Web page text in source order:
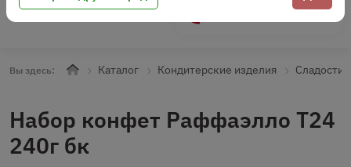
Вы здесь: Каталог Кондитерские изделия Сладости
Набор конфет Раффаэлло Т24
240г бк